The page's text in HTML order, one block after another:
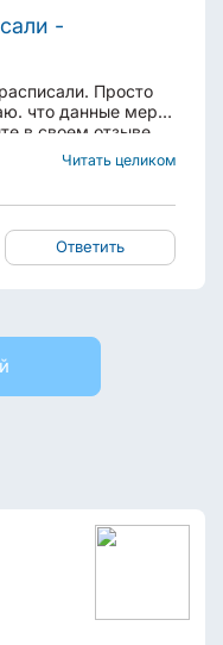
-
Просто
что данные меры,
в своем отзыве,
на таком
сейчас есть и
Читать целиком
Ответить